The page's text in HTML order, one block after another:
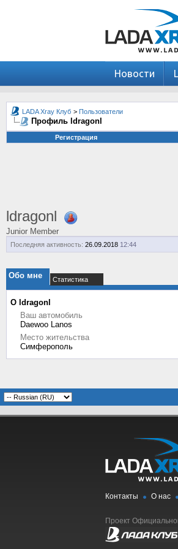
Новости
LADA Xray Клуб > Пользователи
Профиль ldragonl
Регистрация
ldragonl
Junior Member
Последняя активность: 26.09.2018 12:44
Обо мне Статистика
О ldragonl
Ваш автомобиль
Daewoo Lanos
Место жительства
Симферополь
Контакты О нас
Проект